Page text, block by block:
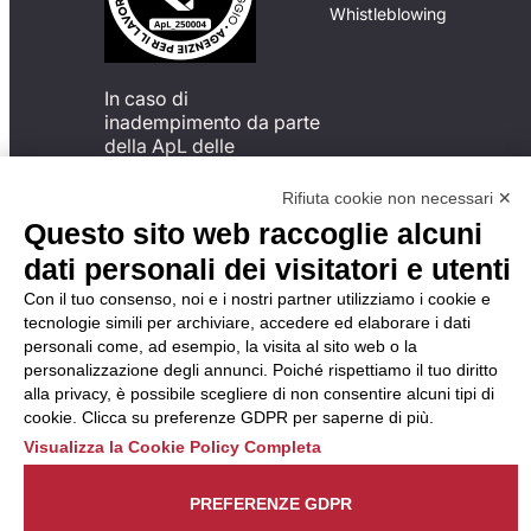
In caso di
inadempimento da parte
della ApL delle
del Codice di Condotta, è
possibile presentare un
reclamo
all’Organismo di
Monitoraggio utilizzando
una delle modalità
descritte al seguente
indirizzo web
https://odm-
agenzielavoro.it/reclami/ .
Whistleblowing
Rifiuta cookie non necessari ✕
Questo sito web raccoglie alcuni
dati personali dei visitatori e utenti
Con il tuo consenso, noi e i nostri partner utilizziamo i cookie e
tecnologie simili per archiviare, accedere ed elaborare i dati
personali come, ad esempio, la visita al sito web o la
personalizzazione degli annunci. Poiché rispettiamo il tuo diritto
alla privacy, è possibile scegliere di non consentire alcuni tipi di
cookie. Clicca su preferenze GDPR per saperne di più.
Visualizza la Cookie Policy Completa
PREFERENZE GDPR